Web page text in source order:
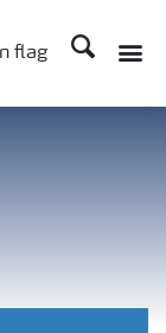
Поиск